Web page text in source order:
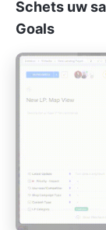
Schets uw
Goals